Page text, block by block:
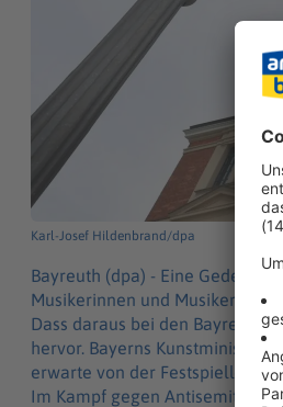
Karl-Josef Hildenbrand/dpa
Bayreuth (dpa) - Eine
Musikerinnen und Musiker
Dass daraus bei den
hervor. Bayerns Kunstminister
erwarte von der
Im Kampf gegen